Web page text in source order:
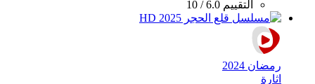
التقييم 6.0 / 10
رمضان 2024
اثارة